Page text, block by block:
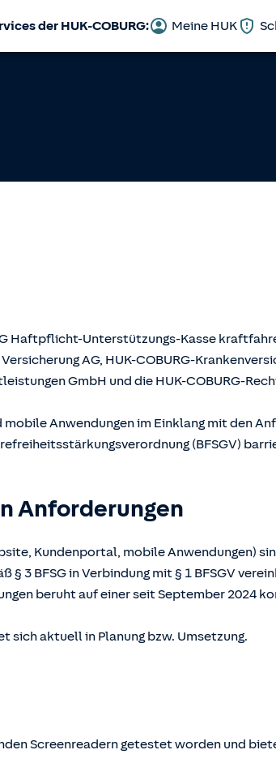
der HUK-COBURG: Meine HUK
Haftpflicht-Unterstützungs-Kasse
AG, HUK-COBURG-
GmbH und die HUK-COBURG-
Anwendungen im Einklang mit den
(BFSGV)
Anforderungen
Kundenportal, mobile Anwendungen)
3 BFSG in Verbindung mit § 1 BFSGV
beruht auf einer seit September 2024
sich aktuell in Planung bzw. Umsetzung.
Screenreadern getestet worden und